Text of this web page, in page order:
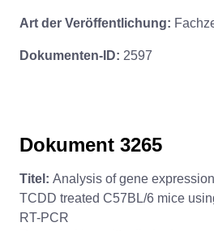
Art der Veröffentlichung:
Dokumenten-ID: 2597
Dokument 3265
Titel: Analysis of gene
TCDD treated C57BL/6 mice
RT-PCR